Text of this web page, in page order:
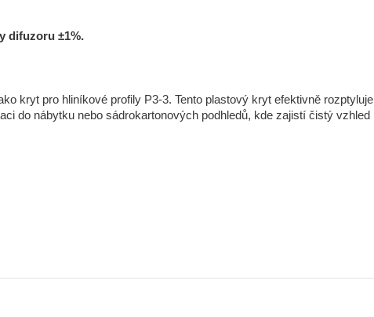
difuzoru ±1%.
kryt pro hliníkové profily P3-3. Tento plastový kryt efektivně rozptyluje
do nábytku nebo sádrokartonových podhledů, kde zajistí čistý vzhled